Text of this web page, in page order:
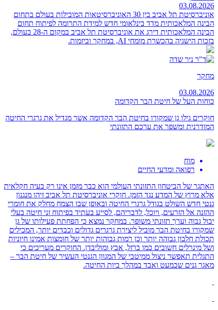
03.08.2026
אוניברסיטת תל אביב בין 30 האוניברסיטאות המובילות בעולם בתחום
הבינה המלאכותית מדד בינלאומי חדש למידת התרומה לפיתוח תחום
הבינה המלאכותית דירג את אוניברסיטת תל אביב במקום ה-28 בעולם,
בזכות הישגיה בהכשרת מומחי AI, במחקר וביזמות.
מחקר
03.08.2026
כוחות העל של חיטת הבר הקדומה
חוקרים גילו גן שמקורו בחיטת הבר הקדומה אשר מגדיל את גרגרי החיטה
המודרנית ומשפר את ערכם התזונתי
מוח
רפואה ומדעי החיים
האתגר של הביטחון התזונתי העולמי הוא כבר מזמן אינו רק בעיה חקלאית
אלא מרוץ של המדע נגד הזמן. חוקרי אוניברסיטת תל אביב זיהו מנגנון
גנטי חדש השולט בגודל גרגרי החיטה ובאופן שבו הצמח מחלק את חומרי
ההזנה אל הזרעים, ויוכל, לדבריהם, לסייע בעתיד בפיתוח זני חיטה בעלי
יבול גבוה וערך תזונתי משופר. במחקר נמצא כי הפחתת פעילותו של גן
שמקורו בחיטת הבר מוביל ליצירת גרגרים גדולים וכבדים יותר, המכילים
תכולת חלבון גבוהה יותר וכן רמות גבוהות יותר של חומצות אמינו חיוניות
ושל מינרלים חשובים כמו ברזל, אבץ ומוליבדן. החוקרים מעריכים כי
התגלית תאפשר ניצול ממיטבי של המגוון הגנטי העשיר של חיטת הבר –
מאגר גנים שכמעט ואבד במהלך ביות החיטה.